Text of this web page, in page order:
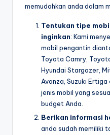
memudahkan anda dalam
Tentukan tipe
inginkan: Kami
mobil pengantin
Toyota Camry,
Hyundai Stargazer,
Avanza, Suzuki
jenis mobil yang
budget Anda.
Berikan informasi
anda sudah memiliki